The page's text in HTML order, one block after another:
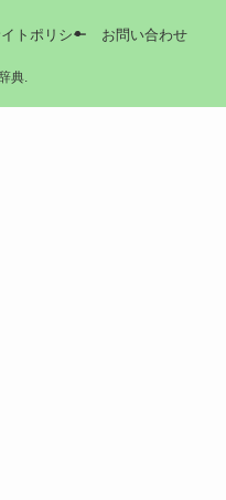
トポリシー お問い合わせ
典.